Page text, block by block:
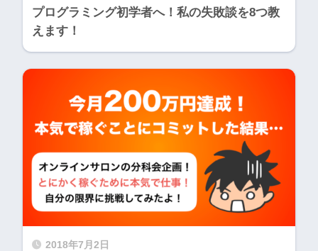
プログラミング初学者へ！私の失敗談を8つ教
えます！
2018年7月2日